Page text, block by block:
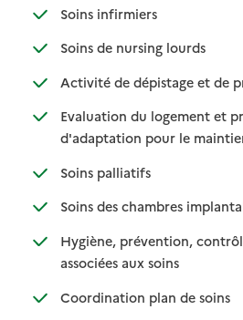
Soins infirmiers: disponible
: non disponible
Soins de nursing lourds: disponible
: non
Activité de dépistage et de
Evaluation du logement et
d'adaptation pour le
Soins palliatifs: disponible
: non disponible
Soins des chambres
Hygiène, prévention,
associées aux soins: disponible
: non
Coordination plan de soins
:
: non